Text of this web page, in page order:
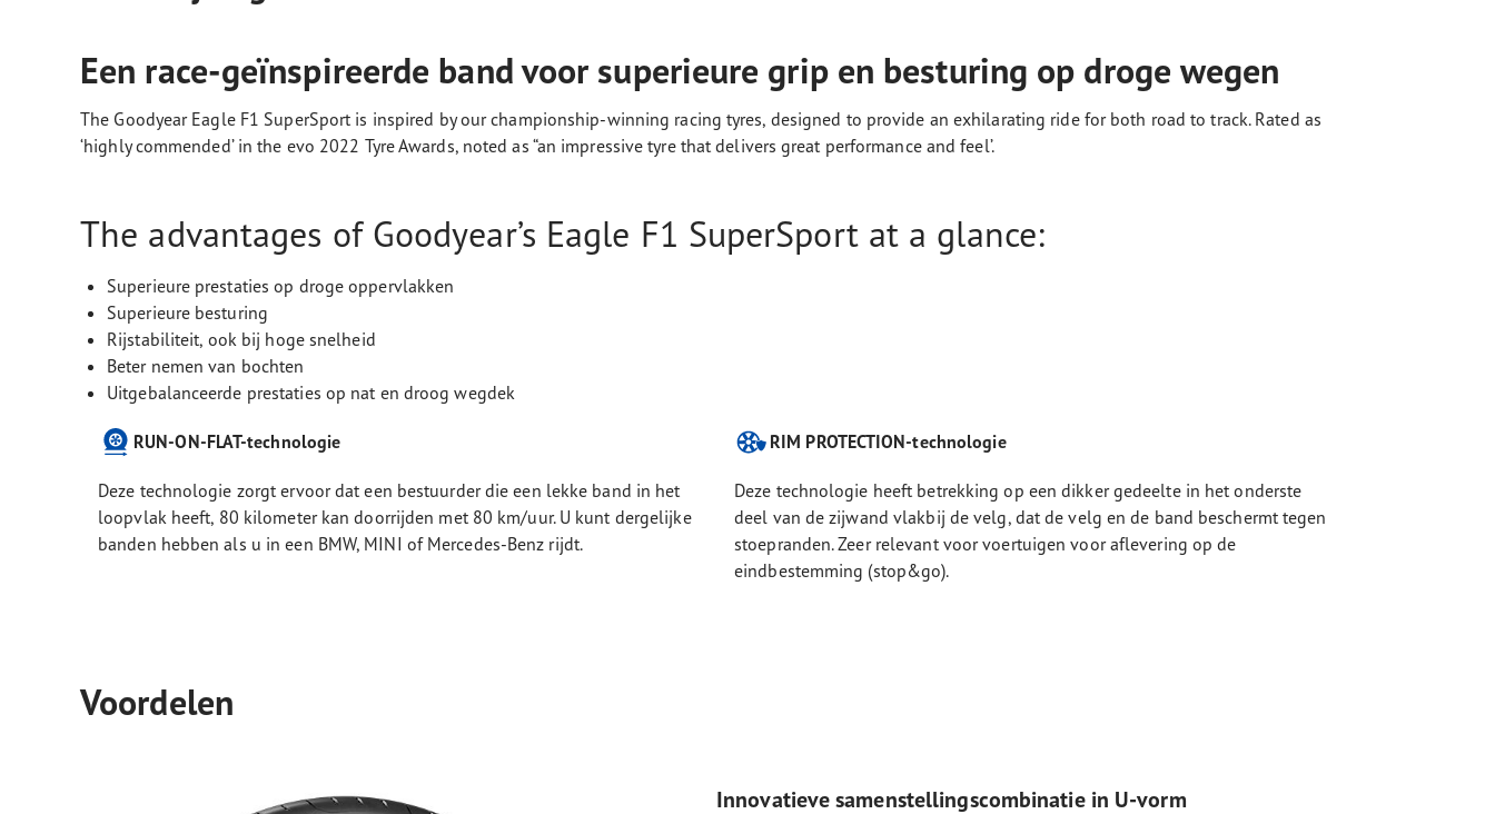
Een race-geïnspireerde band voor superieure grip en besturing op droge wegen
The Goodyear Eagle F1 SuperSport is inspired by our championship-winning racing tyres, designed to provide an exhilarating ride for both road to track. Rated as
‘highly commended’ in the evo 2022 Tyre Awards, noted as “an impressive tyre that delivers great performance and feel’.
The advantages of Goodyear’s Eagle F1 SuperSport at a glance:
Superieure prestaties op droge oppervlakken
Superieure besturing
Rijstabiliteit, ook bij hoge snelheid
Beter nemen van bochten
Uitgebalanceerde prestaties op nat en droog wegdek
RUN-ON-FLAT-technologie
Deze technologie zorgt ervoor dat een bestuurder die een lekke band in het
loopvlak heeft, 80 kilometer kan doorrijden met 80 km/uur. U kunt dergelijke
banden hebben als u in een BMW, MINI of Mercedes-Benz rijdt.
RIM PROTECTION-technologie
Deze technologie heeft betrekking op een dikker gedeelte in het onderste
deel van de zijwand vlakbij de velg, dat de velg en de band beschermt tegen
stoepranden. Zeer relevant voor voertuigen voor aflevering op de
eindbestemming (stop&go).
Voordelen
Innovatieve samenstellingscombinatie in U-vorm